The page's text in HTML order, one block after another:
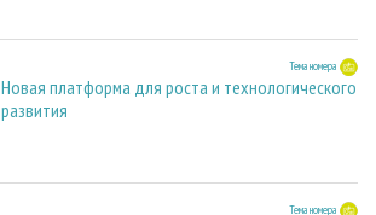
Тема номера
Новая платформа для роста и технологического
развития
Тема номера